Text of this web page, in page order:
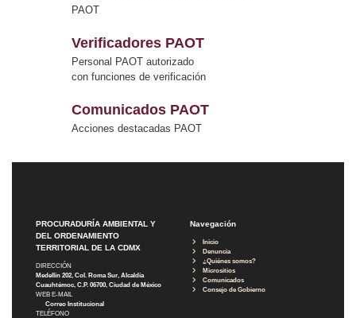
PAOT
Verificadores PAOT
Personal PAOT autorizado
con funciones de verificación
Comunicados PAOT
Acciones destacadas PAOT
PROCURADURÍA AMBIENTAL Y
DEL ORDENAMIENTO
TERRITORIAL DE LA CDMX
DIRECCIÓN
Medellín 202, Col. Roma Sur, Alcaldía
Cuauhtémoc, C.P. 06700, Ciudad de México
WEB E-MAIL
Correo Institucional
TELÉFONO
Navegación
Inicio
Denuncia
¿Quiénes somos?
Micrositios
Comunicados
Consejo de Gobierno